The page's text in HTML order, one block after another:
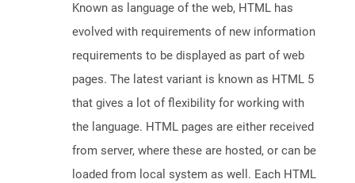
Known as language of the web, HTML has
evolved with requirements of new information
requirements to be displayed as part of web
pages. The latest variant is known as HTML 5
that gives a lot of flexibility for working with
the language. HTML pages are either received
from server, where these are hosted, or can be
loaded from local system as well. Each HTML